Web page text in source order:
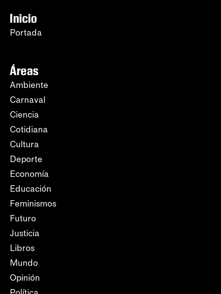
Inicio
Portada
Áreas
Ambiente
Carnaval
Ciencia
Cotidiana
Cultura
Deporte
Economía
Educación
Feminismos
Futuro
Justicia
Libros
Mundo
Opinión